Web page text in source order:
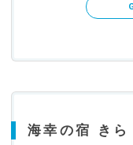
海幸の宿 きら